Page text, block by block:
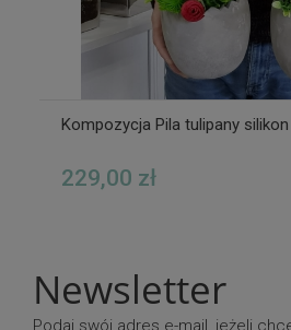
Kompozycja Pila tulipany
229,00 zł
Newsletter
Podaj swój adres e-mail, jeżeli